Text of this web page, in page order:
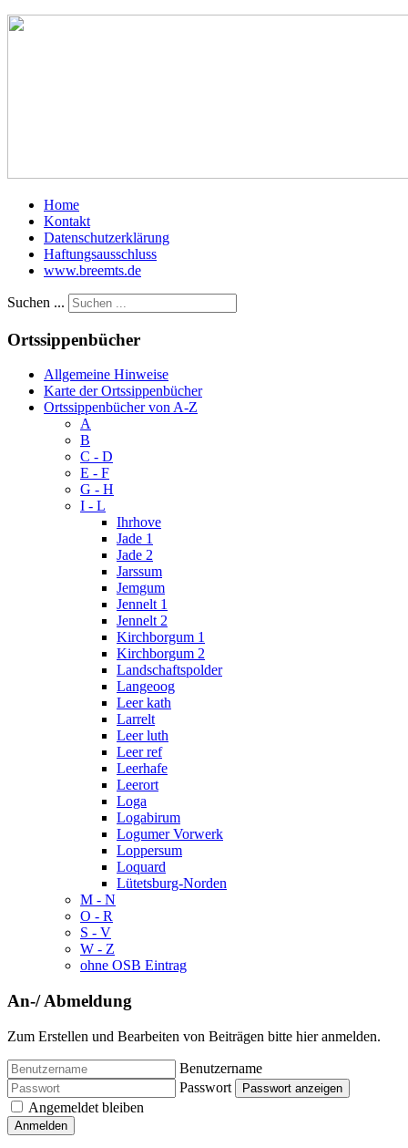
Home
Kontakt
Datenschutzerklärung
Haftungsausschluss
www.breemts.de
Suchen ...
Ortssippenbücher
Allgemeine Hinweise
Karte der Ortssippenbücher
Ortssippenbücher von A-Z
A
B
C - D
E - F
G - H
I - L
Ihrhove
Jade 1
Jade 2
Jarssum
Jemgum
Jennelt 1
Jennelt 2
Kirchborgum 1
Kirchborgum 2
Landschaftspolder
Langeoog
Leer kath
Larrelt
Leer luth
Leer ref
Leerhafe
Leerort
Loga
Logabirum
Logumer Vorwerk
Loppersum
Loquard
Lütetsburg-Norden
M - N
O - R
S - V
W - Z
ohne OSB Eintrag
An-/ Abmeldung
Zum Erstellen und Bearbeiten von Beiträgen bitte hier anmelden.
Benutzername
Passwort
Passwort anzeigen
Angemeldet bleiben
Anmelden